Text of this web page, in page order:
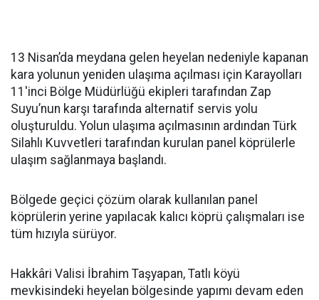
13 Nisan’da meydana gelen heyelan nedeniyle kapanan
kara yolunun yeniden ulaşıma açılması için Karayolları
11'inci Bölge Müdürlüğü ekipleri tarafından Zap
Suyu’nun karşı tarafında alternatif servis yolu
oluşturuldu. Yolun ulaşıma açılmasının ardından Türk
Silahlı Kuvvetleri tarafından kurulan panel köprülerle
ulaşım sağlanmaya başlandı.
Bölgede geçici çözüm olarak kullanılan panel
köprülerin yerine yapılacak kalıcı köprü çalışmaları ise
tüm hızıyla sürüyor.
Hakkâri Valisi İbrahim Taşyapan, Tatlı köyü
mevkisindeki heyelan bölgesinde yapımı devam eden